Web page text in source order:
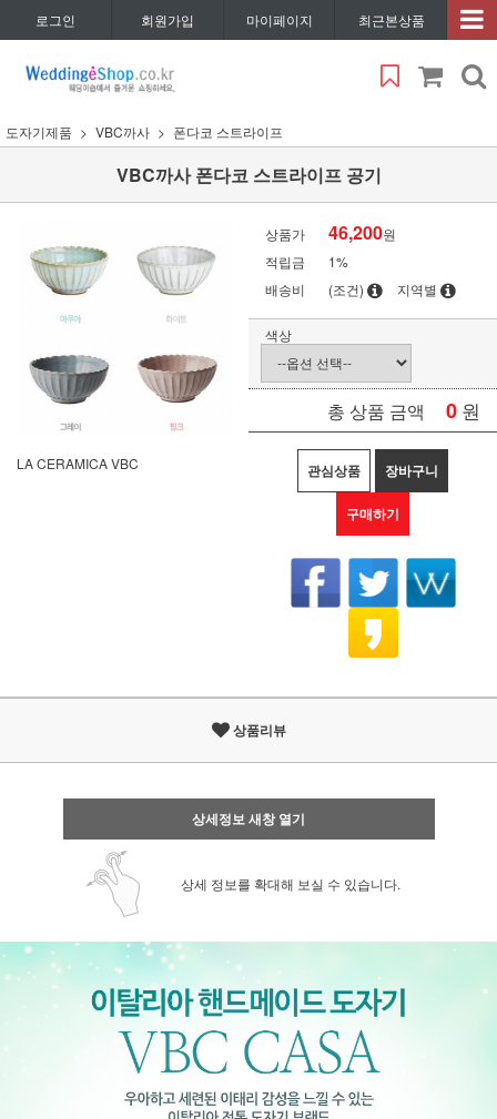
로그인 회원가입 마이페이지 최근본상품
도자기제품 VBC까사 폰다코 스트라이프
VBC까사 폰다코 스트라이프 공기
LA CERAMICA VBC
상품가 46,200원
적립금
1%
배송비
(조건) 지역별
색상
총 상품 금액 0 원
관심상품 장바구니
구매하기
상품리뷰
상세정보 새창 열기
상세 정보를 확대해 보실 수 있습니다.